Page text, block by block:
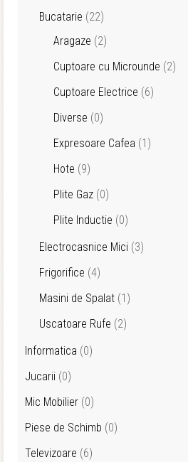
Bucatarie (22)
Aragaze (2)
Cuptoare cu Microunde (2)
Cuptoare Electrice (6)
Diverse (0)
Expresoare Cafea (1)
Hote (9)
Plite Gaz (0)
Plite Inductie (0)
Electrocasnice Mici (3)
Frigorifice (4)
Masini de Spalat (1)
Uscatoare Rufe (2)
Informatica (0)
Jucarii (0)
Mic Mobilier (0)
Piese de Schimb (0)
Televizoare (6)